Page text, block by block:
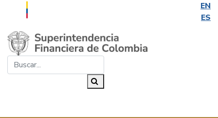
EN
ES
Saltar al contenido principal